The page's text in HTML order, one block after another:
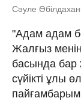
Сәуле
"Адам адам
Жалғыз
басында бар
сүйікті ұлы